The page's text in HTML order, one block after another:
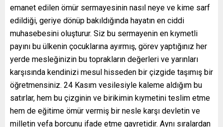
emanet edilen ömür sermayesinin nasıl neye ve kime sarf
edildiği, geriye dönüp bakıldığında hayatın en ciddi
muhasebesini oluşturur. Siz bu sermayenin en kıymetli
payını bu ülkenin çocuklarına ayırmış, görev yaptığınız her
yerde mesleğinizin bu toprakların değerleri ve yarınları
karşısında kendinizi mesul hisseden bir çizgide taşımış bir
öğretmensiniz. 24 Kasım vesilesiyle kaleme aldığım bu
satırlar, hem bu çizginin ve birikimin kıymetini teslim etme
hem de eğitime ömür vermiş bir nesle karşı devletin ve
milletin vefa borcunu ifade etme gayretidir. Aynı sıralardan